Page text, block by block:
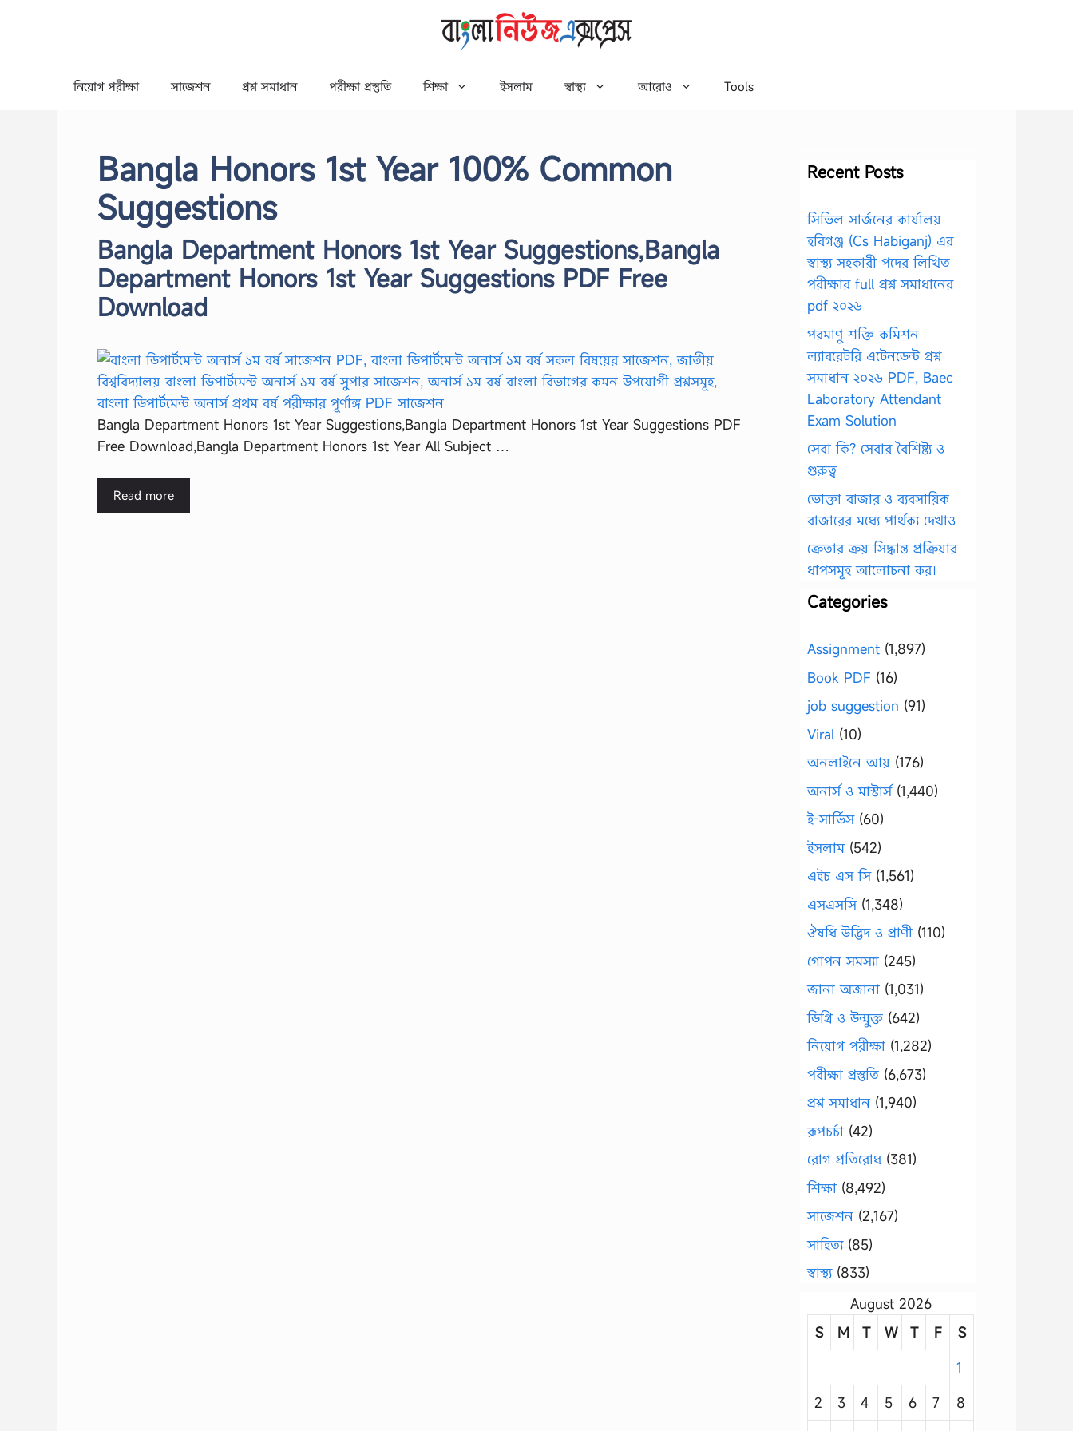
নিয়োগ পরীক্ষা সাজেশন প্রশ্ন সমাধান পরীক্ষা প্রস্তুতি শিক্ষা ইসলাম স্বাস্থ্য আরোও Tools
Bangla Honors 1st Year 100% Common
Suggestions
Bangla Department Honors 1st Year Suggestions,Bangla
Department Honors 1st Year Suggestions PDF Free
Download
Bangla Department Honors 1st Year Suggestions,Bangla Department Honors 1st Year Suggestions PDF
Free Download,Bangla Department Honors 1st Year All Subject …
Read more
Recent Posts
সিভিল সার্জনের কার্যালয়
হবিগঞ্জ (Cs Habiganj) এর
স্বাস্থ্য সহকারী পদের লিখিত
পরীক্ষার full প্রশ্ন সমাধানের
pdf ২০২৬
পরমাণু শক্তি কমিশন
ল্যাবরেটরি এটেনডেন্ট প্রশ্ন
সমাধান ২০২৬ PDF, Baec
Laboratory Attendant
Exam Solution
সেবা কি? সেবার বৈশিষ্ট্য ও
গুরুত্ব
ভোক্তা বাজার ও ব্যবসায়িক
বাজারের মধ্যে পার্থক্য দেখাও
ক্রেতার ক্রয় সিদ্ধান্ত প্রক্রিয়ার
ধাপসমূহ আলোচনা কর।
Categories
Assignment (1,897)
Book PDF (16)
job suggestion (91)
Viral (10)
অনলাইনে আয় (176)
অনার্স ও মাস্টার্স(1,440)
ই-সার্ভিস(60)
ইসলাম(542)
এইচ এস সি(1,561)
এসএসসি(1,348)
ঔষধি উদ্ভিদ ও প্রাণী (110)
গোপন সমস্যা (245)
জানা অজানা (1,031)
ডিগ্রি ও উন্মুক্ত (642)
নিয়োগ পরীক্ষা (1,282)
পরীক্ষা প্রস্তুতি (6,673)
প্রশ্ন সমাধান (1,940)
রূপচর্চা (42)
রোগ প্রতিরোধ(381)
শিক্ষা (8,492)
সাজেশন (2,167)
সাহিত্য(85)
স্বাস্থ্য(833)
August 2026
S
M T W T F
S
1
2
3 4 5 6 7
8